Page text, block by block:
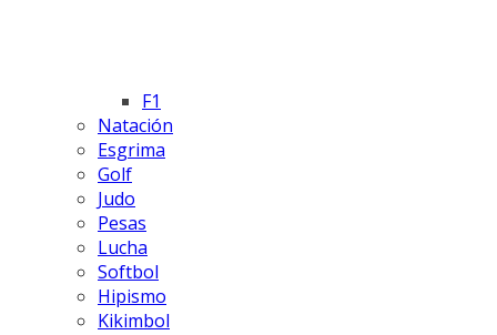
F1
Natación
Esgrima
Golf
Judo
Pesas
Lucha
Softbol
Hipismo
Kikimbol